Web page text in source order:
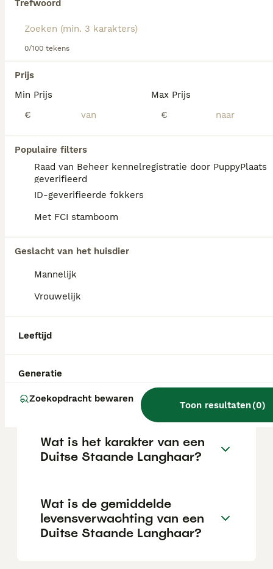
Trefwoord
0/100 tekens
Prijs
Min Prijs
€
Max Prijs
€
Populaire filters
Raad van Beheer kennelregistratie door PuppyPlaats
geverifieerd
ID-geverifieerde fokkers
Met FCI stamboom
Geslacht van het huisdier
Mannelijk
Vrouwelijk
Leeftijd
Generatie
Zoekopdracht bewaren
Toon resultaten(0)
Lees onzeDuitse Staande Hond Langhaar adviespagina
We hebben 0 Duitse Staande Hond Langhaar
Als je toekomstige resultaten wil zien voor deze
exacte zoekopdracht, sla dan je zoekopdracht op en
vind jouw perfecte hond:
Zoekopdracht bewaren
FAQ's
Wat kost een Duitse Staande
Langhaar pup?
Een Duitse Staande Langhaar pup vraagt een
afhankelijk van de fokker.
Pointers veel?
Kan een Duitse Staande
Langhaar alleen zijn?
Wat is het karakter van een
Duitse Staande Langhaar?
Wat is de gemiddelde
levensverwachting van een
Duitse Staande Langhaar?